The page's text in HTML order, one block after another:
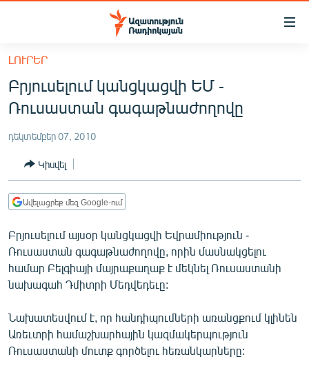
Մատչելիության
հիմնական
բովանդակությանը
Անցնել
հիմնական
մենյուին
ՀԱՅԱՍՏԱՆ
ԸՆՏՐՈՒԹՅՈՒՆՆԵՐ 2026
ԻՐԱՎՈՒՆՔ
ՀԱՍԱՐԱԿՈՒԹՅՈՒՆ
ՂԱՐԱԲԱՂ
ՊԱՏԵՐԱԶՄԻ 6 ՇԱԲԱԹՆԵՐԸ
ՏԱՐԱԾԱՇՐՋԱՆ
ՄԻՋԱԶԳԱՅԻՆ
ՄՇԱԿՈՒՅԹ
ԼՈՒՐԵՐ
Բրյուսելում կանցկացվի ԵՄ -
Ռուսաստան գագաթնաժողովը
դեկտեմբեր 07, 2010
Կիսվել
Ավելացրեք մեզ Google-ում
Բրյուսելում այսօր կանցկացվի Եվրամիություն -
Ռուսաստան գագաթնաժողովը, որին մասնակցելու
համար Բելգիայի մայրաքաղաք է մեկնել Ռուսաստանի
նախագահ Դմիտրի Մեդվեդեւը:
Նախատեսվում է, որ հանդիպումների առանցքում կլինեն
Առեւտրի համաշխարհային կազմակերպություն
Ռուսաստանի մուտք գործելու հեռանկարները: